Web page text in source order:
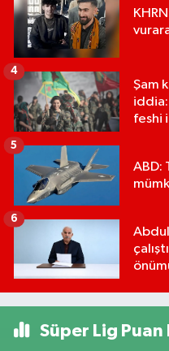
Şam
iddia:
feshi
4
ABD:
5
6
Süper Lig Puan